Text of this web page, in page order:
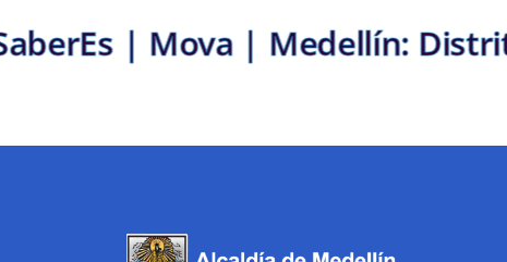
con vos | SaberEs |